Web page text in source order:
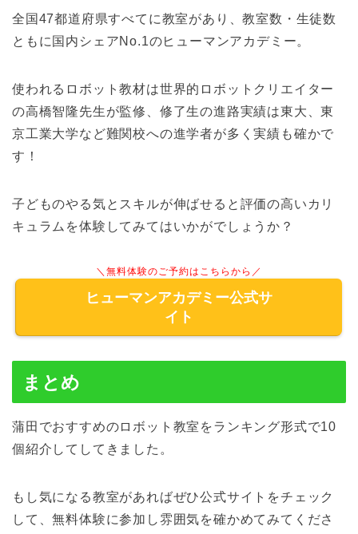
全国47都道府県すべてに教室があり、教室数・生徒数
ともに国内シェアNo.1のヒューマンアカデミー。
使われるロボット教材は世界的ロボットクリエイター
の高橋智隆先生が監修、修了生の進路実績は東大、東
京工業大学など難関校への進学者が多く実績も確かで
す！
子どものやる気とスキルが伸ばせると評価の高いカリ
キュラムを体験してみてはいかがでしょうか？
＼無料体験のご予約はこちらから／
ヒューマンアカデミー公式サ
イト
まとめ
蒲田でおすすめのロボット教室をランキング形式で10
個紹介してしてきました。
もし気になる教室があればぜひ公式サイトをチェック
して、無料体験に参加し雰囲気を確かめてみてくださ